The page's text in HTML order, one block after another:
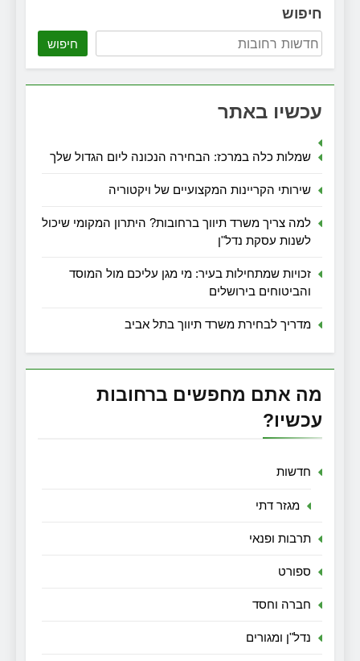
חיפוש
חיפוש
עכשיו באתר
שמלות כלה במרכז: הבחירה הנכונה ליום הגדול שלך
שירותי הקריינות המקצועיים של ויקטוריה
למה צריך משרד תיווך ברחובות? היתרון המקומי שיכול
לשנות עסקת נדל"ן
זכויות שמתחילות בעיר: מי מגן עליכם מול המוסד
והביטוחים בירושלים
מדריך לבחירת משרד תיווך בתל אביב
מה אתם מחפשים ברחובות
עכשיו?
חדשות
מגזר דתי
תרבות ופנאי
ספורט
חברה וחסד
נדל"ן ומגורים